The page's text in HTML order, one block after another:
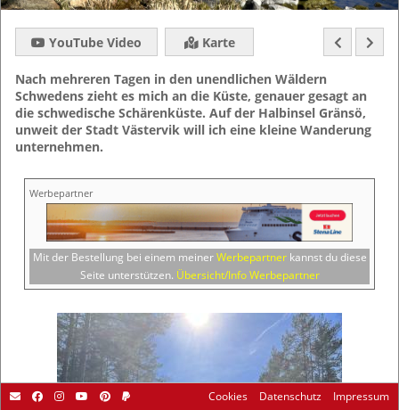
YouTube Video Karte
Nach mehreren Tagen in den unendlichen Wäldern
Schwedens zieht es mich an die Küste, genauer gesagt an
die schwedische Schärenküste. Auf der Halbinsel Gränsö,
unweit der Stadt Västervik will ich eine kleine Wanderung
unternehmen.
Werbepartner
Mit der Bestellung bei einem meinerWerbepartnerkannst du diese
Seite unterstützen. Übersicht/Info Werbepartner
Cookies Datenschutz Impressum